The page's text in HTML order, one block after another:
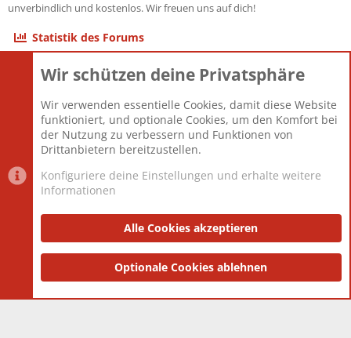
unverbindlich und kostenlos. Wir freuen uns auf dich!
Statistik des Forums
Themen
Mitglieder
12.426
Neuestes Mitglied
nabulamisika
Datenschutzerklärung Impressum
Community platform by XenForo® © 2010-2025 XenForo Ltd.
and add-ons by ThemeHouse
Wir schützen deine Privatsphäre
Wir verwenden essentielle Cookies, damit diese Website
funktioniert, und optionale Cookies, um den Komfort bei
der Nutzung zu verbessern und Funktionen von
Drittanbietern bereitzustellen.
Konfiguriere deine Einstellungen und erhalte weitere
Informationen
Alle Cookies akzeptieren
Optionale Cookies ablehnen